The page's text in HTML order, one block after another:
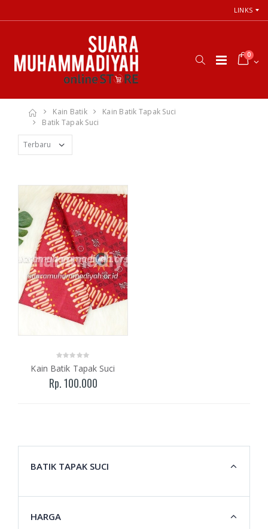
LINKS
0
Kain Batik
Kain Batik Tapak Suci
Batik Tapak Suci
Kain Batik Tapak Suci
Rp. 100.000
BATIK TAPAK SUCI
HARGA